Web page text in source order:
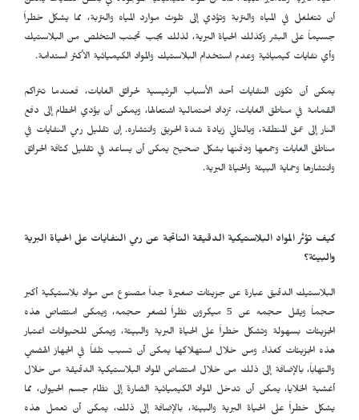
أن تتغلغل في المياه والتربة وتؤدي إلى تلوث موارد المياه والتربة، مما يشكل خطراً
جسيماً على البشر وكذلك الحياة البرية، لذلك يجب تجنب التخلص من البلاستيك
وأي نفايات كيميائية وعدم استخدام البلاستيك والمواد الكيميائية الأكثر استدامة.
يمكن أن تكون النفايات أحد الأسباب الرئيسية لحرائق الغابات، فعندما تتراكم
القمامة في مناطق الغابات، تزداد احتمالية اشتعالها، ويمكن أن يؤدي الحطام إلى دفع
النار إلى عمق المنطقة، وبالتالي زيادة شدة الحريق وانتشاره. إن تقليل رمي النفايات في
مناطق الغابات وجمعها ودفنها بشكل صحيح يمكن أن يساعد في تقليل كثافة الحرائق
وانتشارها وحماية البيئة والحياة البرية.
كيف تؤثر المواد البلاستيكية الدقيقة الناتجة عن رمي النفايات على الحياة البرية
والبيئة؟
البلاستيك الدقيق عبارة عن جزيئات صغيرة جداً مصنوع من مواد بلاستيكية أكبر
حجماً ويقل حجمه عن 5 ميكرون نظراً لصغر حجمه، ويمكن امتصاص هذه
الجزيئات بسهولة وتشكل خطراً على الحياة البرية والبيئة، ويمكن للحيوانات اعتبار
هذه الجزيئات كغذاء ومن خلال استهلاكها يمكن أن تسبب تلفاً في الجهاز الهضمي
والتهاباً، بالإضافة إلى ذلك من خلال امتصاص المواد البلاستيكية الدقيقة من خلال
أغشية الخلايا، يمكن أن تدخل المواد الكيميائية الضارة إلى نظام جسم الحيوان، مما
يشكل خطراً على الحياة البرية والبيئة، بالإضافة إلى ذلك، يمكن أن تعمل هذه